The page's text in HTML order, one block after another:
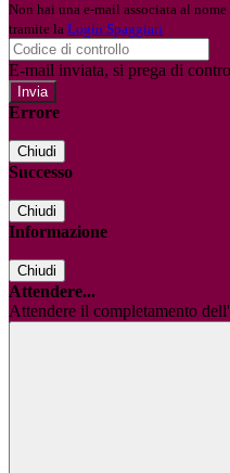
Non hai una e-mail associata al
tramite la Login Spaggiari
E-mail inviata, si prega di
Errore
Chiudi
Successo
Chiudi
Informazione
Chiudi
Attendere...
Attendere il completamento